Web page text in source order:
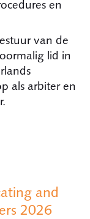
en
van de
lid in
als arbiter en
and
2026